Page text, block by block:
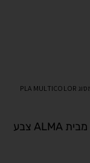
/ פילמנט איכותי מסוג PLA MULTICOLOR
פילמנט איכותי מסוג PLA MULTICOLOR מבית ALMA צבע